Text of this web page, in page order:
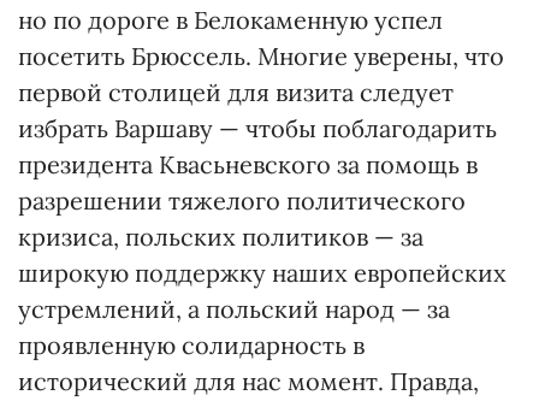
но по дороге в Белокаменную успел
посетить Брюссель. Многие уверены, что
первой столицей для визита следует
избрать Варшаву — чтобы поблагодарить
президента Квасьневского за помощь в
разрешении тяжелого политического
кризиса, польских политиков — за
широкую поддержку наших европейских
устремлений, а польский народ — за
проявленную солидарность в
исторический для нас момент. Правда,